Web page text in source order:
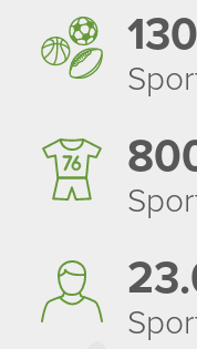
130